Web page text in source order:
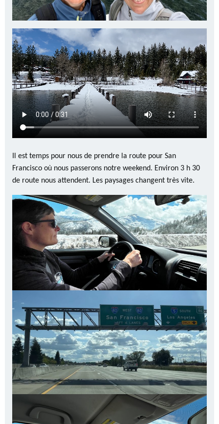
Il est temps pour nous de prendre la route pour San
Francisco où nous passerons notre weekend. Environ 3 h 30
de route nous attendent. Les paysages changent très vite.